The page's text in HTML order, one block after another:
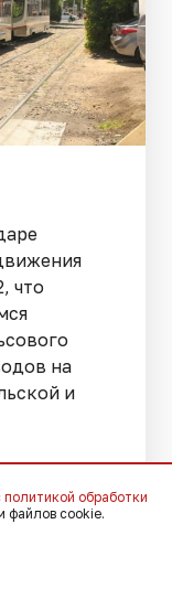
что
на
и
этом
политикой обработки
файлов cookie.